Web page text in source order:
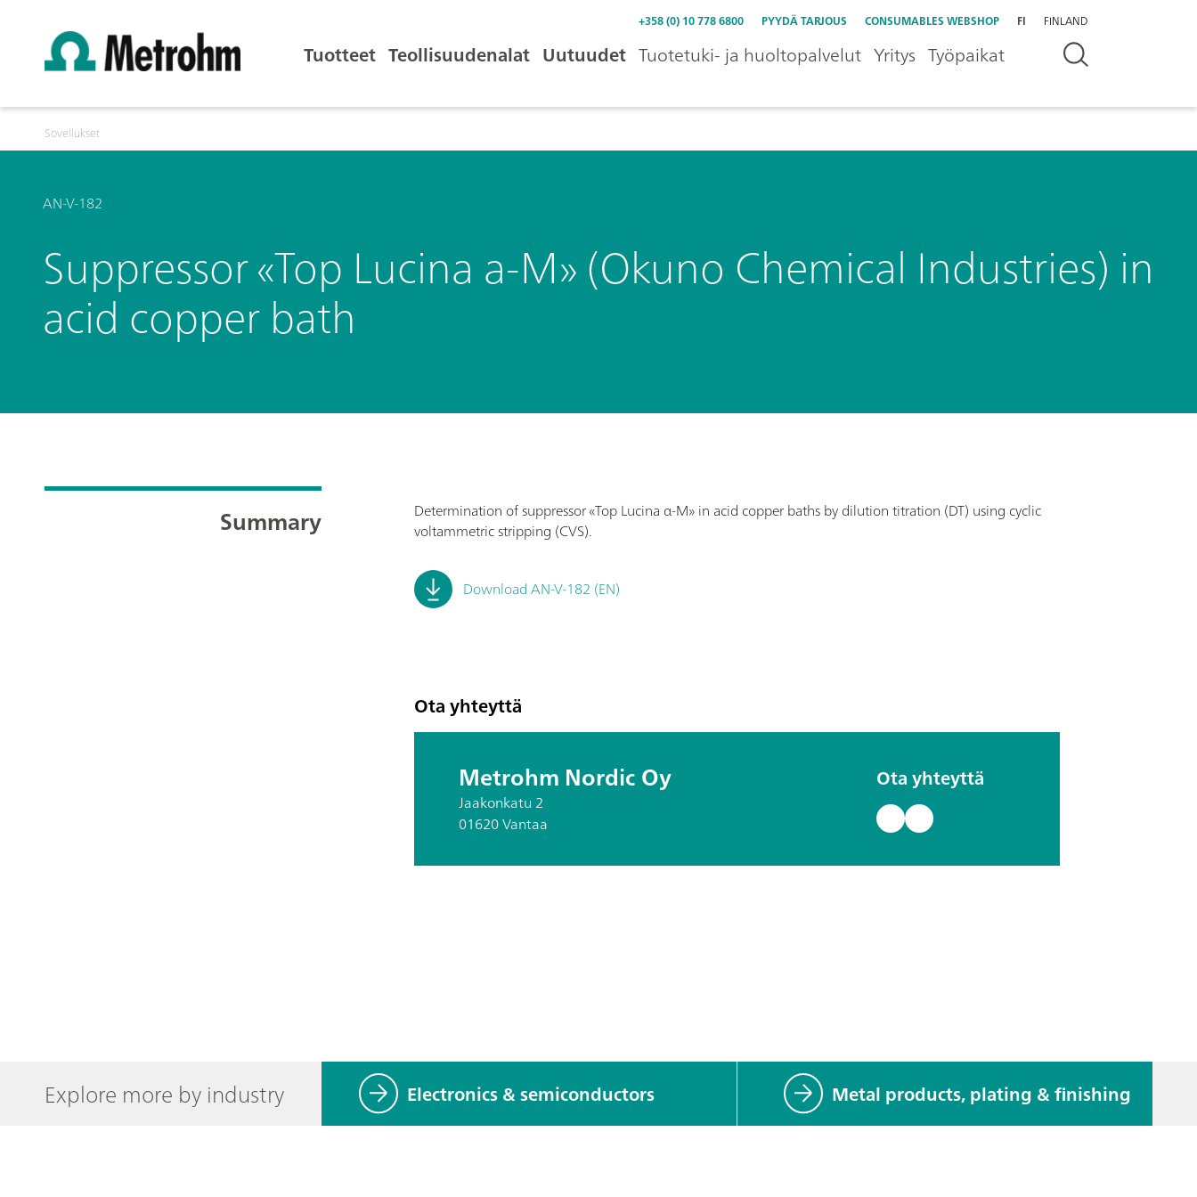
+358 (0) 10 778 6800 PYYDÄ TARJOUS CONSUMABLES WEBSHOP FI FINLAND
Tuotteet Teollisuudenalat Uutuudet Tuotetuki- ja huoltopalvelut Yritys Työpaikat
Sovellukset
AN-V-182
Suppressor «Top Lucina a-M» (Okuno Chemical Industries) in
acid copper bath
Summary
Determination of suppressor «Top Lucina α-M» in acid copper baths by dilution titration (DT) using cyclic
voltammetric stripping (CVS).
Download AN-V-182 (EN)
Ota yhteyttä
Metrohm Nordic Oy
Jaakonkatu 2
01620 Vantaa
Ota yhteyttä
Explore more by industry Electronics & semiconductors Metal products, plating & finishing